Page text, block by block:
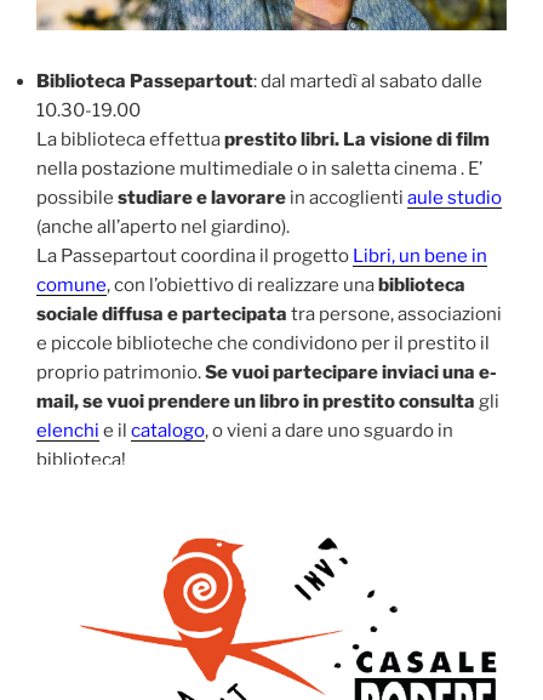
Biblioteca Passepartout: dal martedì al sabato dalle
10.30-19.00
La biblioteca effettuaprestito libri. La visione di film
nella postazione multimediale o in saletta cinema . E’
possibile studiare e lavorare in accoglienti aule studio
(anche all’aperto nel giardino).
La Passepartout coordina il progetto Libri, un bene in
comune, con l’obiettivo di realizzare unabiblioteca
sociale diffusa e partecipata tra persone, associazioni
e piccole biblioteche che condividono per il prestito il
proprio patrimonio.Se vuoi partecipare inviaci una e-
mail, se vuoi prendere un libro in prestito consulta gli
elenchi e il catalogo, o vieni a dare uno sguardo in
biblioteca!